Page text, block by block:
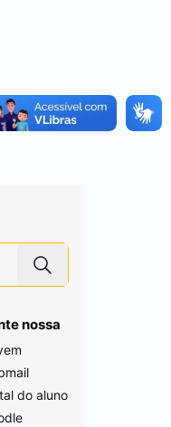
nossa
do aluno